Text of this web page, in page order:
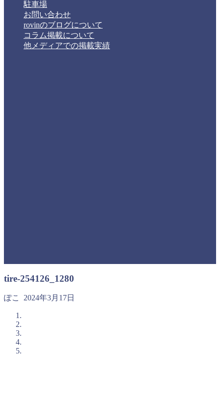
駐車場
お問い合わせ
rovinのブログについて
コラム掲載について
他メディアでの掲載実績
tire-254126_1280
ぽこ 2024年3月17日